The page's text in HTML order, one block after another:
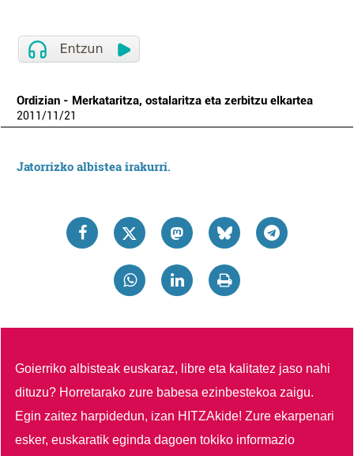
Ordizian - Merkataritza, ostalaritza eta zerbitzu elkartea
2011/11/21
Jatorrizko albistea irakurri.
Goierriko albisteak euskaraz, libre eta kalitatez jaso nahi
dituzu? Horretarako zure babesa ezinbestekoa zaigu.
Egin zaitez harpidedun, izan HITZAkide!Zure ekarpenari
esker, euskaratik eginda dagoen tokiko informazio